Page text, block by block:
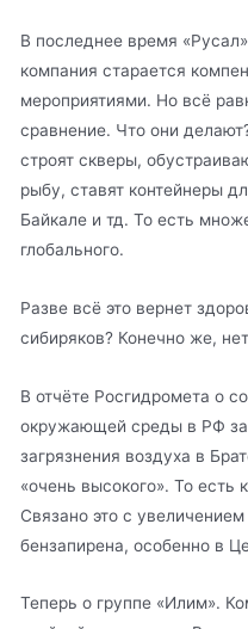
В последнее время
компания старается
мероприятиями. Но всё
сравнение. Что они
строят скверы,
рыбу, ставят контейнеры
Байкале и тд. То есть
глобального.
Разве всё это вернет
сибиряков? Конечно же,
В отчёте Росгидромета о
окружающей среды в РФ за
загрязнения воздуха в
«очень высокого». То есть
Связано это с
бензапирена, особенно в
Теперь о группе «Илим».